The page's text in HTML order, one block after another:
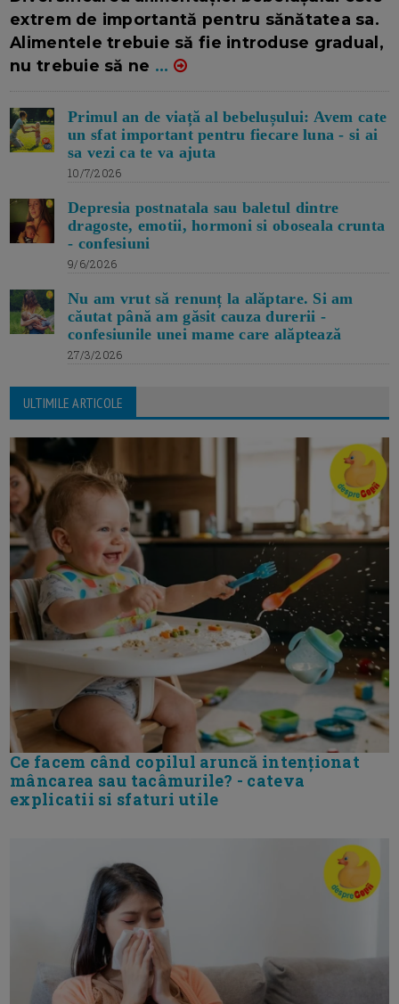
extrem de importantă pentru sănătatea sa.
Alimentele trebuie să fie introduse gradual,
nu trebuie să ne ...
Primul an de viață al bebelușului: Avem cate
un sfat important pentru fiecare luna - si ai
sa vezi ca te va ajuta
10/7/2026
Depresia postnatala sau baletul dintre
dragoste, emotii, hormoni si oboseala crunta
- confesiuni
9/6/2026
Nu am vrut să renunț la alăptare. Si am
căutat până am găsit cauza durerii -
confesiunile unei mame care alăptează
27/3/2026
ULTIMILE ARTICOLE
Ce facem când copilul aruncă intenționat
mâncarea sau tacâmurile? - cateva
explicatii si sfaturi utile